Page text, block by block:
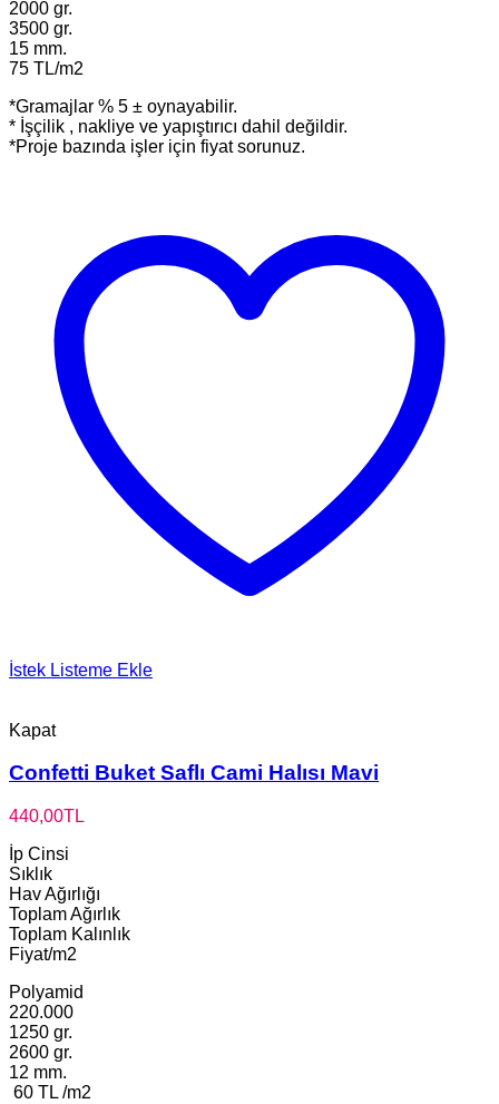
2000 gr.
3500 gr.
15 mm.
75 TL/m2
*Gramajlar % 5 ± oynayabilir.
* İşçilik , nakliye ve yapıştırıcı dahil değildir.
*Proje bazında işler için fiyat sorunuz.
İstek Listeme Ekle
Kapat
Confetti Buket Saflı Cami Halısı Mavi
440,00TL
İp Cinsi
Sıklık
Hav Ağırlığı
Toplam Ağırlık
Toplam Kalınlık
Fiyat/m2
Polyamid
220.000
1250 gr.
2600 gr.
12 mm.
60 TL /m2